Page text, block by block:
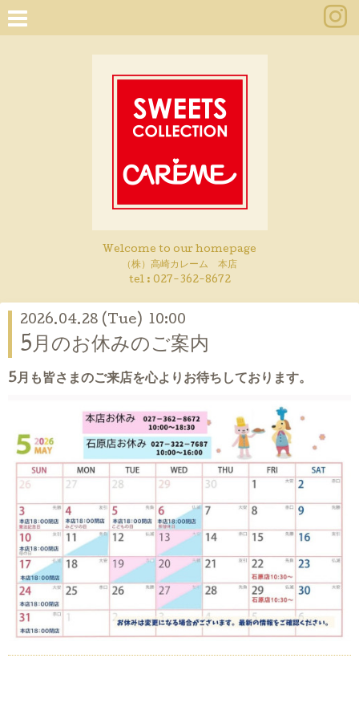
Welcome to our homepage
（株）高崎カレーム 本店
tel : 027-362-8672
2026.04.28 (Tue) 10:00
5月のお休みのご案内
5月も皆さまのご来店を心よりお待ちしております。